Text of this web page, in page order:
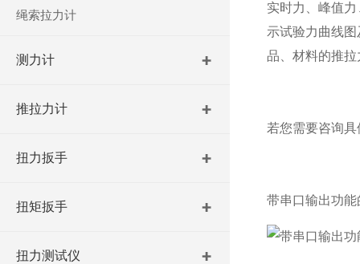
绳索拉力计
测力计
推拉力计
扭力扳手
扭矩扳手
扭力测试仪
实时力、峰值
示试验力曲线
品、材料的推
若您需要咨询
带串口输出功